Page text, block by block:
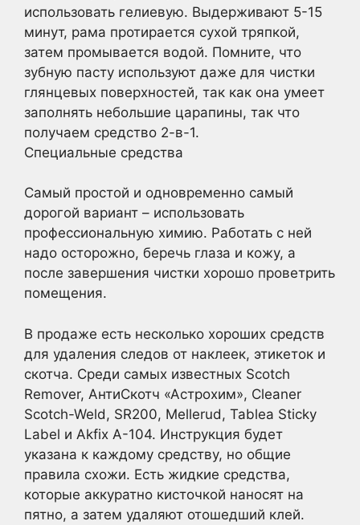
использовать гелиевую. Выдерживают 5-15
минут, рама протирается сухой тряпкой,
затем промывается водой. Помните, что
зубную пасту используют даже для чистки
глянцевых поверхностей, так как она умеет
заполнять небольшие царапины, так что
получаем средство 2-в-1.
Специальные средства
Самый простой и одновременно самый
дорогой вариант – использовать
профессиональную химию. Работать с ней
надо осторожно, беречь глаза и кожу, а
после завершения чистки хорошо проветрить
помещения.
В продаже есть несколько хороших средств
для удаления следов от наклеек, этикеток и
скотча. Среди самых известных Scotch
Remover, АнтиСкотч «Астрохим», Cleaner
Scotch-Weld, SR200, Mellerud, Tablea Sticky
Label и Akfix A-104. Инструкция будет
указана к каждому средству, но общие
правила схожи. Есть жидкие средства,
которые аккуратно кисточкой наносят на
пятно, а затем удаляют отошедший клей.